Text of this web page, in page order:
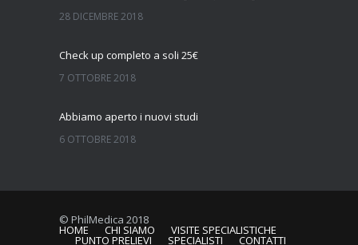
28 DICEMBRE 2018
Check up completo a soli 25€
7 OTTOBRE 2018
Abbiamo aperto i nuovi studi
6 OTTOBRE 2018
© PhilMedica 2018
HOME CHI SIAMO VISITE SPECIALISTICHE
PUNTO PRELIEVI SPECIALISTI CONTATTI